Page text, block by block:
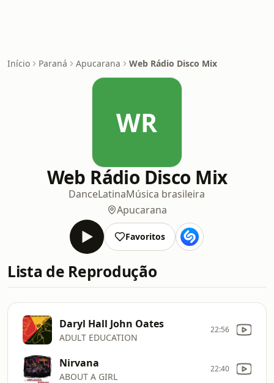
Início Paraná Apucarana Web Rádio Disco Mix
WR
Web Rádio Disco Mix
DanceLatinaMúsica brasileira
Apucarana
Favoritos
Lista de Reprodução
Daryl Hall John Oates
ADULT EDUCATION
22:56
Nirvana
ABOUT A GIRL
22:40